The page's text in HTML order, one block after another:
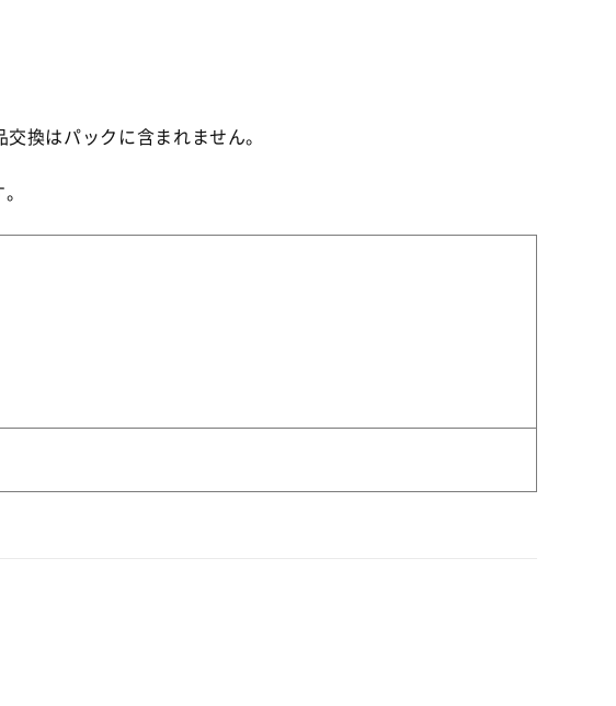
換はパックに含まれません。